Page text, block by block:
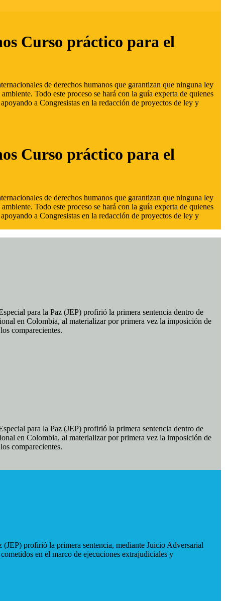
Curso práctico para el
de derechos humanos que garantizan que ninguna ley
Todo este proceso se hará con la guía experta de quienes
a Congresistas en la redacción de proyectos de ley y
Curso práctico para el
de derechos humanos que garantizan que ninguna ley
Todo este proceso se hará con la guía experta de quienes
a Congresistas en la redacción de proyectos de ley y
para la Paz (JEP) profirió la primera sentencia dentro de
en Colombia, al materializar por primera vez la imposición de
comparecientes.
para la Paz (JEP) profirió la primera sentencia dentro de
en Colombia, al materializar por primera vez la imposición de
comparecientes.
profirió la primera sentencia, mediante Juicio Adversarial
en el marco de ejecuciones extrajudiciales y